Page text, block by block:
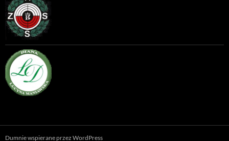
Dumnie wspierane przez WordPress